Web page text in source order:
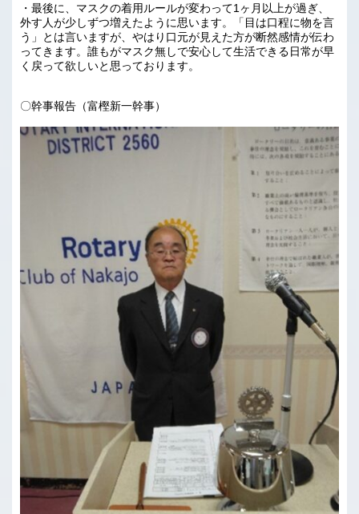
・最後に、マスクの着用ルールが変わって1ヶ月以上が過ぎ、
外す人が少しずつ増えたように思います。「目は口程に物を言
う」とは言いますが、やはり口元が見えた方が断然感情が伝わ
ってきます。誰もがマスク無しで安心して生活できる日常が早
く戻って欲しいと思っております。
〇幹事報告（富樫新一幹事）